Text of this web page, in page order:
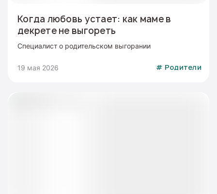
Когда любовь устает: как маме в
декрете не выгореть
Специалист о родительском выгорании
19 мая 2026 # Родители